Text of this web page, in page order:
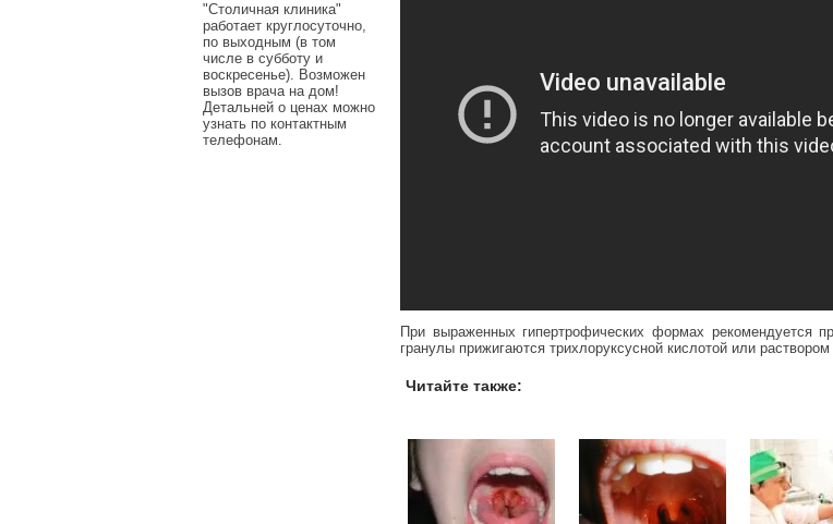
"Столичная клиника"
работает круглосуточно,
по выходным (в том
числе в субботу и
воскресенье). Возможен
вызов врача на дом!
Детальней о ценах можно
узнать по контактным
телефонам.
При выраженных гипертрофических формах рекомендуется
гранулы прижигаются трихлоруксусной кислотой или раствором
Читайте также: